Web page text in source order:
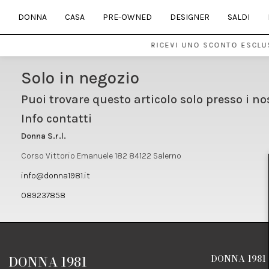
DONNA CASA PRE-OWNED DESIGNER SALDI
RICEVI UNO SCONTO
Solo in negozio
Puoi trovare questo articolo solo presso i
Info contatti
Donna S.r.l.
Corso Vittorio Emanuele 182 84122 Salerno
info@donna1981.it
089237858
DONNA 1981 DONNA 1981